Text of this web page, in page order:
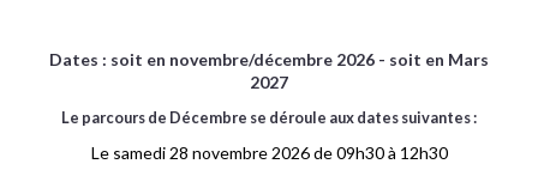
Dates : soit en novembre/décembre 2026 - soit en Mars
2027
Le parcours de Décembre se déroule aux dates suivantes :
Le samedi 28 novembre 2026 de 09h30 à 12h30